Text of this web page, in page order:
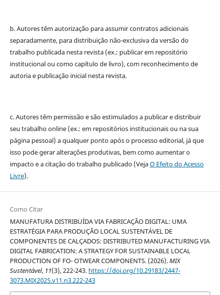
b. Autores têm autorização para assumir contratos adicionais
separadamente, para distribuição não-exclusiva da versão do
trabalho publicada nesta revista (ex.: publicar em repositório
institucional ou como capítulo de livro), com reconhecimento de
autoria e publicação inicial nesta revista.
c. Autores têm permissão e são estimulados a publicar e distribuir
seu trabalho online (ex.: em repositórios institucionais ou na sua
página pessoal) a qualquer ponto após o processo editorial, já que
isso pode gerar alterações produtivas, bem como aumentar o
impacto e a citação do trabalho publicado (VejaO Efeito do Acesso
Livre).
Como Citar
MANUFATURA DISTRIBUÍDA VIA FABRICAÇÃO DIGITAL: UMA
ESTRATÉGIA PARA PRODUÇÃO LOCAL SUSTENTÁVEL DE
COMPONENTES DE CALÇADOS: DISTRIBUTED MANUFACTURING VIA
DIGITAL FABRICATION: A STRATEGY FOR SUSTAINABLE LOCAL
PRODUCTION OF FO- OTWEAR COMPONENTS. (2026).MIX
Sustentável, 11(3), 222-243. https://doi.org/10.29183/2447-
3073.MIX2025.v11.n3.222-243